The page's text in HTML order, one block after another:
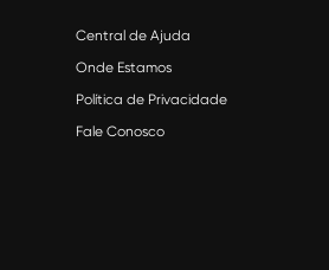
Central de Ajuda
Onde Estamos
Política de Privacidade
Fale Conosco